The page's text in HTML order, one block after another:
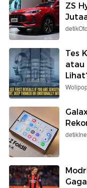
ZS
detikOto
Tes
atau